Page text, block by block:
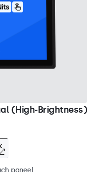
(High-Brightness)
paneel